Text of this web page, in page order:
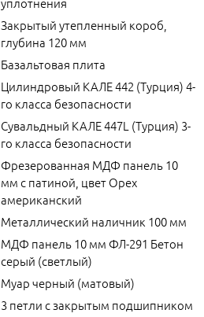
Закрытый утепленный короб,
глубина 120 мм
Базальтовая плита
Цилиндровый КАЛЕ 442 (Турция) 4-
го класса безопасности
Сувальдный КАЛЕ 447L (Турция) 3-
го класса безопасности
Фрезерованная МДФ панель 10
мм с патиной, цвет Орех
американский
Металлический наличник 100 мм
МДФ панель 10 мм ФЛ-291 Бетон
серый (светлый)
Муар черный (матовый)
3 петли с закрытым подшипником